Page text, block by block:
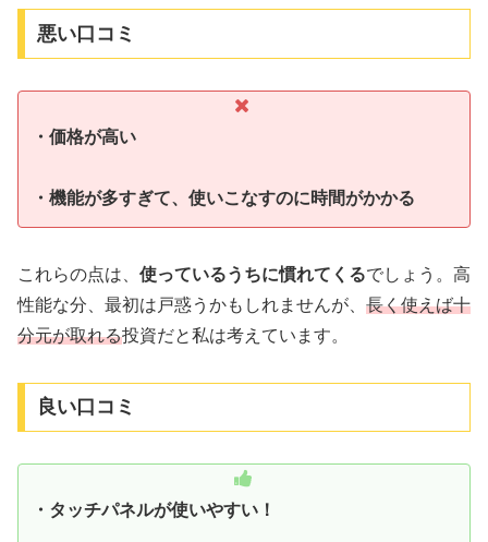
悪い口コミ
・価格が高い
・機能が多すぎて、使いこなすのに時間がかかる
これらの点は、 使っているうちに慣れてくるでしょう。高
性能な分、最初は戸惑うかもしれませんが、 長く使えば十
分元が取れる投資だと私は考えています。
良い口コミ
・タッチパネルが使いやすい！